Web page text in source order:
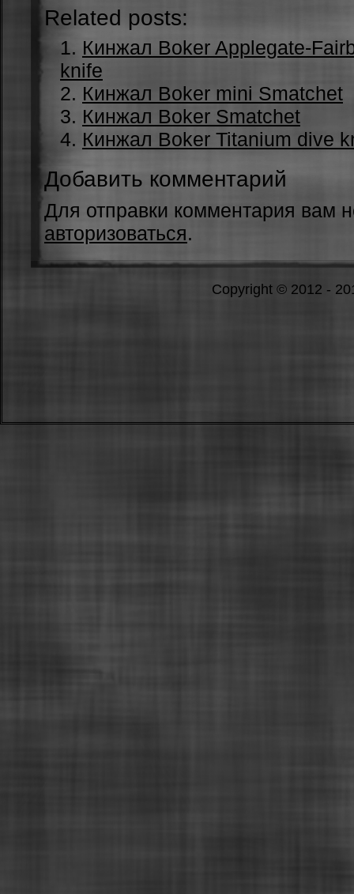
Related posts:
Кинжал Boker Applegate-
knife
Кинжал Boker mini Smatchet
Кинжал Boker Smatchet
Кинжал Boker Titanium dive
Добавить комментарий
Для отправки комментария вам
авторизоваться.
Copyright © 2012 -